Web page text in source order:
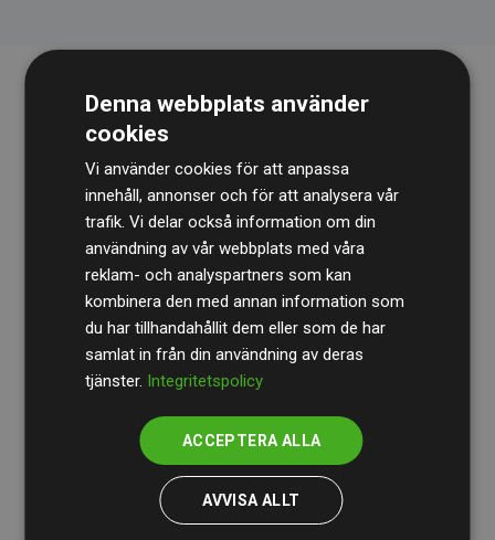
RevisionsbyrånBDOgranskar kontinuerligt våra
beräkningar och vår metod för att säkerställa
transparens och tillförlitlighet.
Deras granskning visar att våra investeringar i
klimatprojekt i genomsnitt kompenserar för
de beräknade CO₂-utsläppenfrån
medlemswebbplatser – ett tydligt bevis på att vårt
arbetssätt ger mätbar klimatnytta.
Denna webbplats använder
cookies
Vi använder cookies för att anpassa
innehåll, annonser och för att analysera vår
trafik. Vi delar också information om din
användning av vår webbplats med våra
reklam- och analyspartners som kan
kombinera den med annan information som
du har tillhandahållit dem eller som de har
samlat in från din användning av deras
tjänster. Integritetspolicy
ACCEPTERA ALLA
AVVISA ALLT